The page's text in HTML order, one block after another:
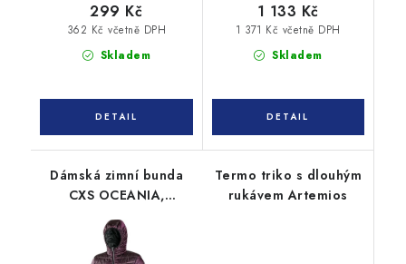
Skladem
362 Kč včetně DPH
299 Kč
Skladem
1 371 Kč včetně DPH
1 133 Kč
Dámská zimní bunda
CXS OCEANIA,
černá
Termo triko s dlouhým
rukávem Artemios